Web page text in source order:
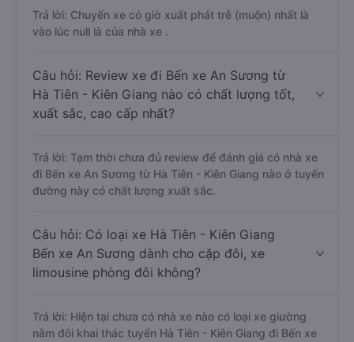
Câu hỏi: Nhà xe đi Bến xe An Sương từ Hà
Tiên - Kiên Giang nào khởi hành trễ nhất?
Trả lời: Chuyến xe có giờ xuất phát trễ (muộn) nhất là
vào lúc null là của nhà xe .
Hà Tiên - Kiên Giang nào có chất lượng tốt,
xuất sắc, cao cấp nhất?
đi Bến xe An Sương từ Hà Tiên - Kiên Giang nào ở tuyến
đường này có chất lượng xuất sắc.
Bến xe An Sương dành cho cặp đôi, xe
limousine phòng đôi không?